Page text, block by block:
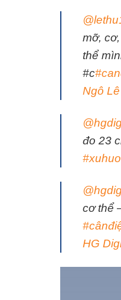
mỡ,
thể
#c
Ngô
đo 23
cơ thể
HG